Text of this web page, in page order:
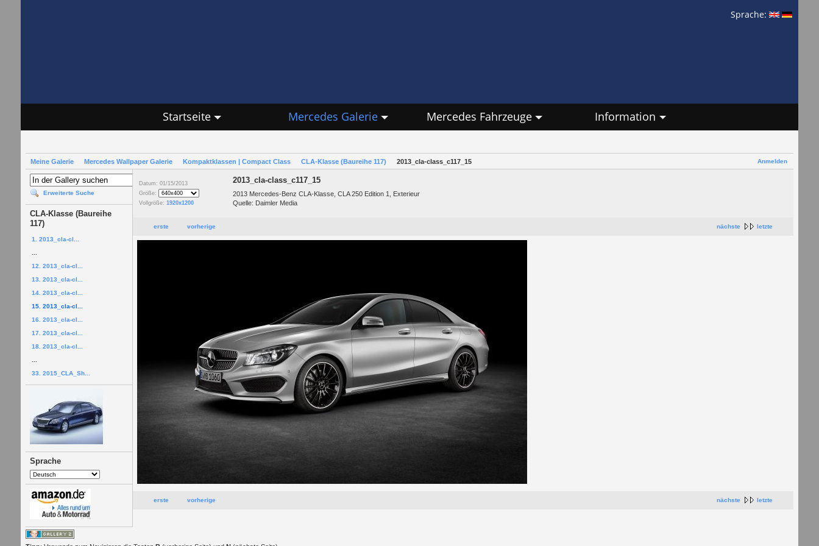
Sprache:
Startseite Mercedes Galerie Mercedes Fahrzeuge Information
Anmelden
Meine Galerie Mercedes Wallpaper Galerie Kompaktklassen | Compact Class CLA-Klasse (Baureihe 117) 2013_cla-class_c117_15
Erweiterte Suche
CLA-Klasse (Baureihe
117)
1. 2013_cla-cl...
12. 2013_cla-cl...
13. 2013_cla-cl...
14. 2013_cla-cl...
15. 2013_cla-cl...
16. 2013_cla-cl...
17. 2013_cla-cl...
18. 2013_cla-cl...
33. 2015_CLA_Sh...
Sprache
Datum: 01/15/2013
Größe:
Vollgröße: 1920x1200
2013_cla-class_c117_15
2013 Mercedes-Benz CLA-Klasse, CLA 250 Edition 1, Exterieur
Quelle: Daimler Media
nächste letzte
erste vorherige
nächste letzte
erste vorherige